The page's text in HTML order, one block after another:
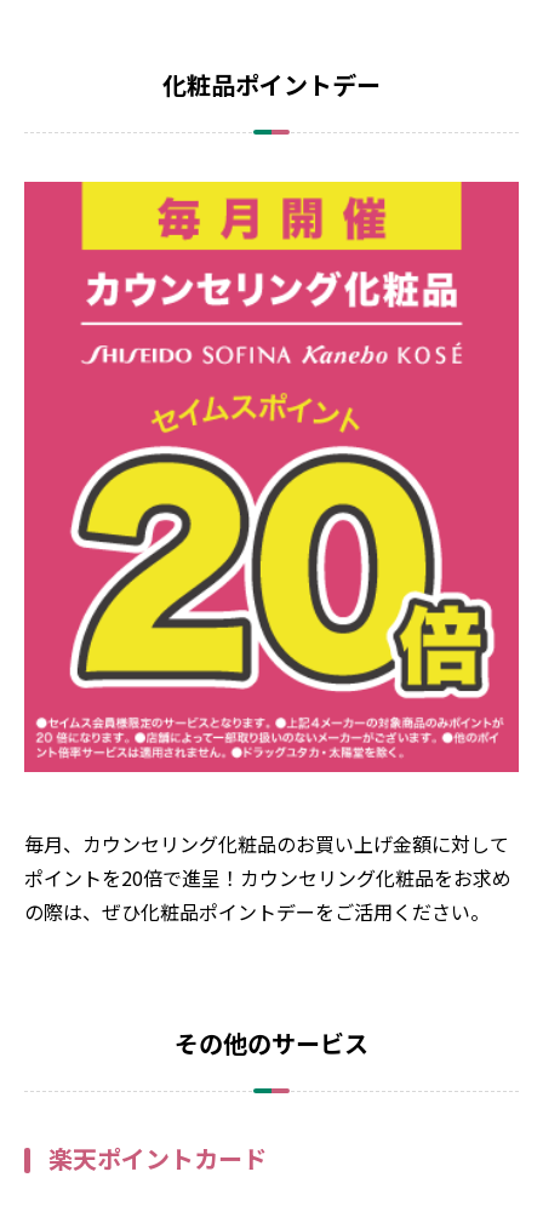
化粧品ポイントデー
毎月、カウンセリング化粧品のお買い上げ金額に対して
ポイントを20倍で進呈！カウンセリング化粧品をお求め
の際は、ぜひ化粧品ポイントデーをご活用ください。
その他のサービス
楽天ポイントカード